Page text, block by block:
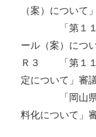
（案）について
「第１１次岡
ール（案）につ
Ｒ３ 「第１１
定について」審
「岡山県立
料化について」